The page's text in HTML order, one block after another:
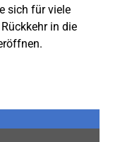
sich für viele
in die